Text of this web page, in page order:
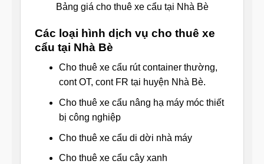
Bảng giá cho thuê xe cẩu tại Nhà Bè
Các loại hình dịch vụ cho thuê xe
cẩu tại Nhà Bè
Cho thuê xe cẩu rút container thường,
cont OT, cont FR tại huyện Nhà Bè.
Cho thuê xe cẩu nâng hạ máy móc thiết
bị công nghiệp
Cho thuê xe cẩu di dời nhà máy
Cho thuê xe cẩu cây xanh